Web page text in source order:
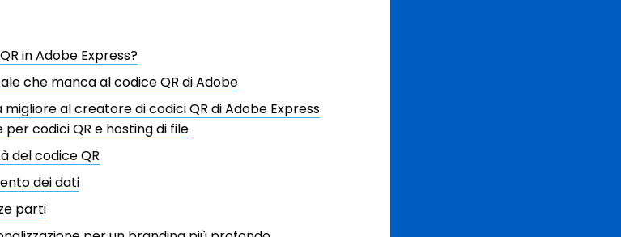
in Adobe Express?
che manca al codice QR di Adobe
migliore al creatore di codici QR di Adobe Express
per codici QR e hosting di file
del codice QR
dei dati
parti